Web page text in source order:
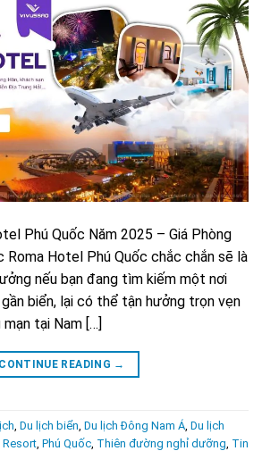
Phú Quốc Năm 2025 – Giá Phòng
Roma Hotel Phú Quốc chắc chắn sẽ là
nếu bạn đang tìm kiếm một nơi
biển, lại có thể tận hưởng trọn vẹn
tại Nam […]
CONTINUE READING →
Du lịch biển Du lịch Đông Nam Á Du lịch
Resort Phú Quốc Thiên đường nghỉ dưỡng Tin